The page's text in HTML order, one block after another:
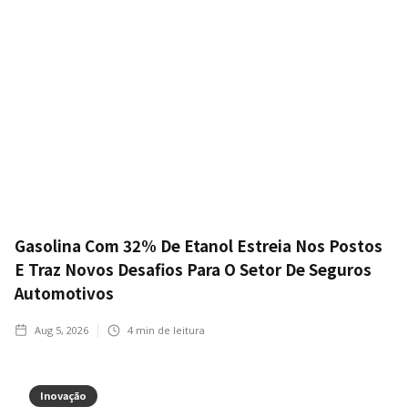
Gasolina Com 32% De Etanol Estreia Nos Postos
E Traz Novos Desafios Para O Setor De Seguros
Automotivos
Aug 5, 2026 4 min de leitura
Inovação